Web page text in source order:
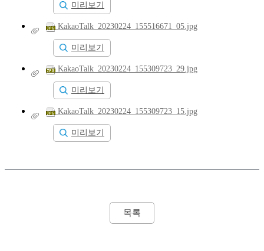
미리보기
KakaoTalk_20230224_155516671_05.jpg
미리보기
KakaoTalk_20230224_155309723_29.jpg
미리보기
KakaoTalk_20230224_155309723_15.jpg
미리보기